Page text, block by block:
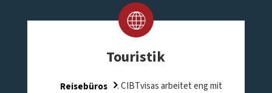
Touristik
Reisebüros
. CIBTvisas arbeitet eng mit